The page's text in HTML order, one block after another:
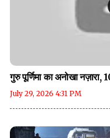
गुरु पूर्णिमा का अनोखा नज़ारा,
July 29, 2026 4:31 PM